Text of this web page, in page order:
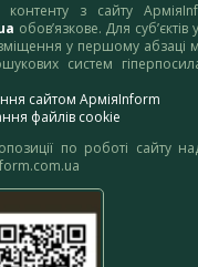
контенту з сайту
обов’язкове. Для
у першому абзаці
систем
сайтом АрміяInform
файлів cookie
по роботі сайту